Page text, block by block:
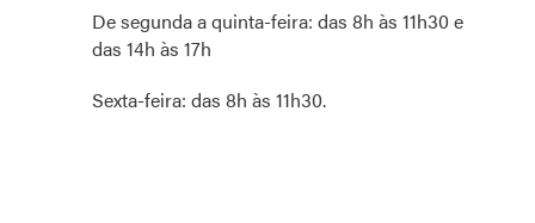
De segunda a quinta-feira: das 8h às 11h30 e
das 14h às 17h
Sexta-feira: das 8h às 11h30.